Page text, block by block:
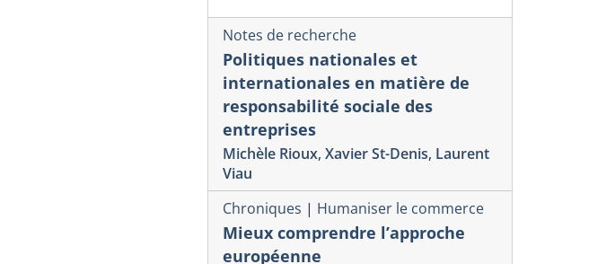
Notes de recherche
Politiques nationales et
internationales en matière de
responsabilité sociale des
entreprises
Michèle Rioux, Xavier St-Denis, Laurent
Viau
Chroniques | Humaniser le commerce
Mieux comprendre l’approche
européenne